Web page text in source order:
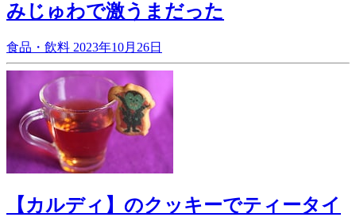
みじゅわで激うまだった
食品・飲料 2023年10月26日
【カルディ】のクッキーでティータイ